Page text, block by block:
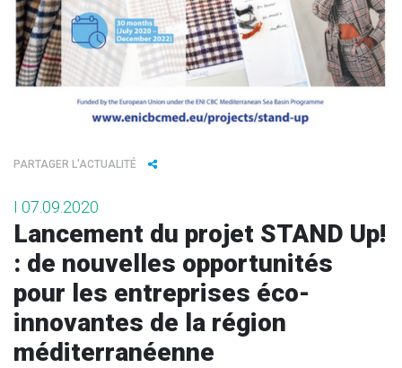
PARTAGER L'ACTUALITÉ
I 07.09.2020
Lancement du projet STAND Up!
: de nouvelles opportunités
pour les entreprises éco-
innovantes de la région
méditerranéenne